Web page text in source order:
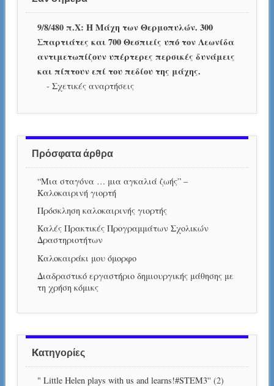
9/8/480 π.Χ: Η Μάχη των Θερμοπυλών. 300
Σπαρτιάτες και 700 Θεσπιείς υπό τον Λεωνίδα
αντιμετωπίζουν υπέρτερες περσικές δυνάμεις
και πίπτουν επί του πεδίου της μάχης.
- Σχετικές αναρτήσεις
Πρόσφατα άρθρα
“Μια σταγόνα … μια αγκαλιά ζωής” –
Καλοκαιρινή γιορτή
Πρόσκληση καλοκαιρινής γιορτής
Καλές Πρακτικές Προγραμμάτων Σχολικών
Δραστηριοτήτων
Καλοκαιράκι μου όμορφο
Διαδραστικό εργαστήριο δημιουργικής μάθησης με
τη χρήση κόμικς
Kατηγορίες
" Little Helen plays with us and learns!#STEM3'' (2)